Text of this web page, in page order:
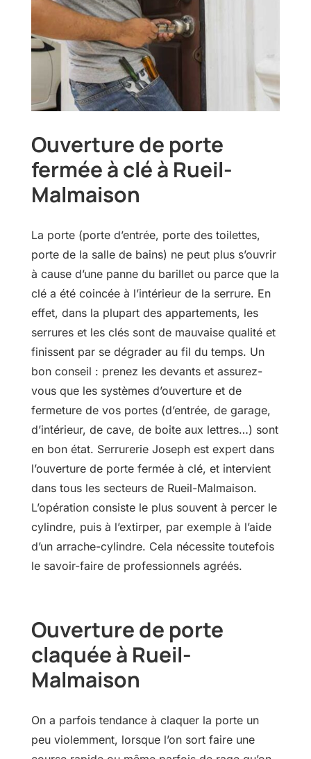
Ouverture de porte
fermée à clé à Rueil-
Malmaison
La porte (porte d’entrée, porte des toilettes,
porte de la salle de bains) ne peut plus s’ouvrir
à cause d’une panne du barillet ou parce que la
clé a été coincée à l’intérieur de la serrure. En
effet, dans la plupart des appartements, les
serrures et les clés sont de mauvaise qualité et
finissent par se dégrader au fil du temps. Un
bon conseil : prenez les devants et assurez-
vous que les systèmes d’ouverture et de
fermeture de vos portes (d’entrée, de garage,
d’intérieur, de cave, de boite aux lettres…) sont
en bon état. Serrurerie Joseph est expert dans
l’ouverture de porte fermée à clé, et intervient
dans tous les secteurs de Rueil-Malmaison.
L’opération consiste le plus souvent à percer le
cylindre, puis à l’extirper, par exemple à l’aide
d’un arrache-cylindre. Cela nécessite toutefois
le savoir-faire de professionnels agréés.
Ouverture de porte
claquée à Rueil-
Malmaison
On a parfois tendance à claquer la porte un
peu violemment, lorsque l’on sort faire une